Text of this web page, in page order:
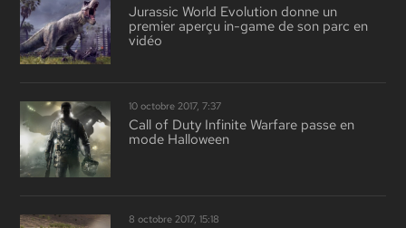
Jurassic World Evolution donne un
premier aperçu in-game de son parc en
vidéo
10 octobre 2017, 7:37
Call of Duty Infinite Warfare passe en
mode Halloween
8 octobre 2017, 15:18